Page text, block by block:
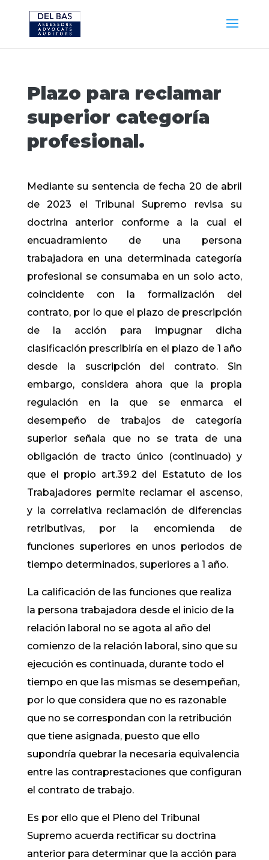
Plazo para reclamar
superior categoría
profesional.
Mediante su sentencia de fecha 20 de abril
de 2023 el Tribunal Supremo revisa su
doctrina anterior conforme a la cual el
encuadramiento de una persona
trabajadora en una determinada categoría
profesional se consumaba en un solo acto,
coincidente con la formalización del
contrato, por lo que el plazo de prescripción
de la acción para impugnar dicha
clasificación prescribiría en el plazo de 1 año
desde la suscripción del contrato. Sin
embargo, considera ahora que la propia
regulación en la que se enmarca el
desempeño de trabajos de categoría
superior señala que no se trata de una
obligación de tracto único (continuado) y
que el propio art.39.2 del Estatuto de los
Trabajadores permite reclamar el ascenso,
y la correlativa reclamación de diferencias
retributivas, por la encomienda de
funciones superiores en unos periodos de
tiempo determinados, superiores a 1 año.
La calificación de las funciones que realiza
la persona trabajadora desde el inicio de la
relación laboral no se agota al año del
comienzo de la relación laboral, sino que su
ejecución es continuada, durante todo el
tiempo en que las mismas se desempeñan,
por lo que considera que no es razonable
que no se correspondan con la retribución
que tiene asignada, puesto que ello
supondría quebrar la necesaria equivalencia
entre las contraprestaciones que configuran
el contrato de trabajo.
Es por ello que el Pleno del Tribunal
Supremo acuerda rectificar su doctrina
anterior para determinar que la acción para